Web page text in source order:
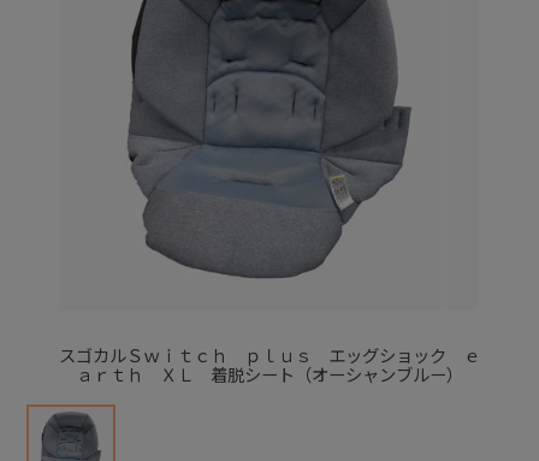
スゴカルＳｗｉｔｃｈ ｐｌｕｓ エッグショック ｅ
ａｒｔｈ ＸＬ 着脱シート（オーシャンブルー）